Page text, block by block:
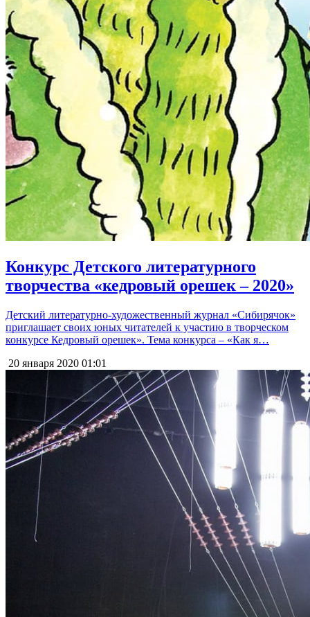
Конкурс Детского литературного
творчества «кедровый орешек – 2020»
Детский литературно-художественный журнал «Сибирячок»
приглашает своих юных читателей к участию в творческом
конкурсе Кедровый орешек». Тема конкурса – «Как я…
20 января 2020 01:01